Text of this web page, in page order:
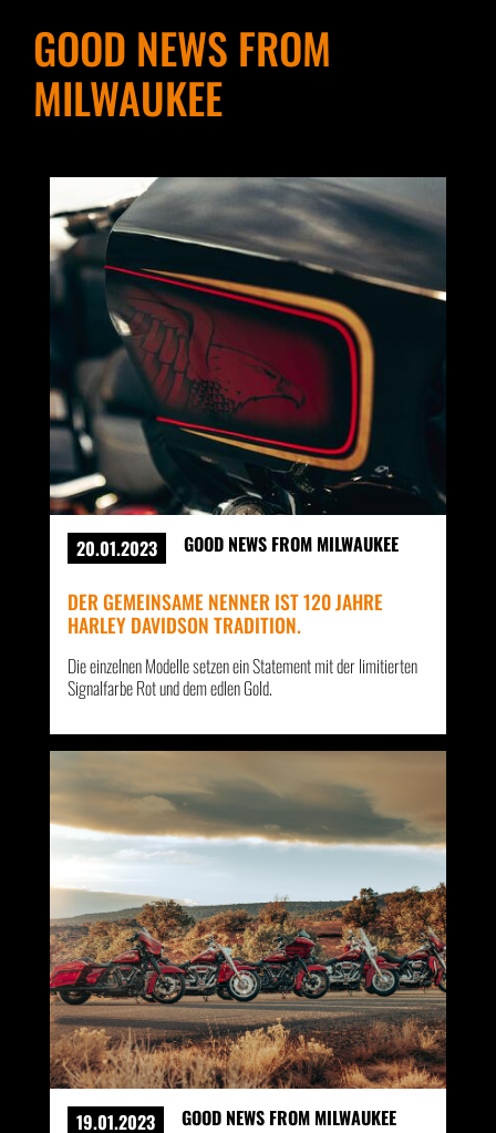
GOOD NEWS FROM
MILWAUKEE
20.01.2023 GOOD NEWS FROM MILWAUKEE
DER GEMEINSAME NENNER IST 120 JAHRE
HARLEY DAVIDSON TRADITION.
Die einzelnen Modelle setzen ein Statement mit der limitierten
Signalfarbe Rot und dem edlen Gold.
19.01.2023 GOOD NEWS FROM MILWAUKEE